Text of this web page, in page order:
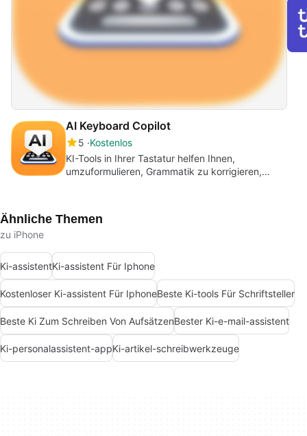
AI Keyboard Copilot
5 Kostenlos
KI-Tools in Ihrer Tastatur helfen Ihnen,
umzuformulieren, Grammatik zu korrigieren,
Ähnliche Themen
zu iPhone
Ki-assistentKi-assistent Für Iphone
Kostenloser Ki-assistent Für IphoneBeste Ki-tools Für Schriftsteller
Beste Ki Zum Schreiben Von AufsätzenBester Ki-e-mail-assistent
Ki-personalassistent-appKi-artikel-schreibwerkzeuge